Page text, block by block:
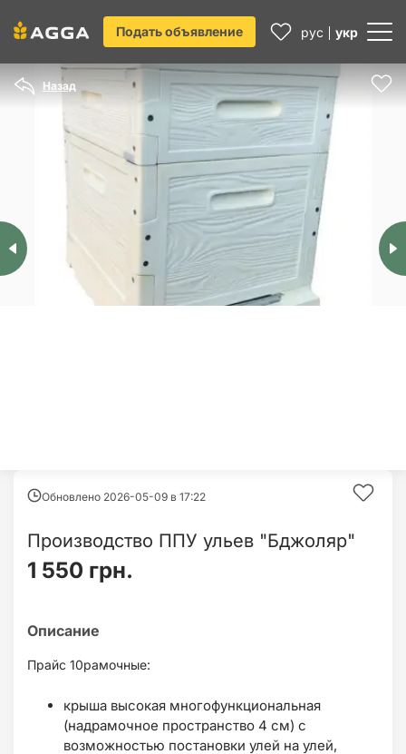
Подать объявление рус укр
Назад
Обновлено 2026-05-09 в 17:22
Производство ППУ ульев "Бджоляр"
1 550 грн.
Прайс 10рамочные:
крыша высокая многофункциональная
(надрамочное пространство 4 см) с
возможностью постановки улей на улей,